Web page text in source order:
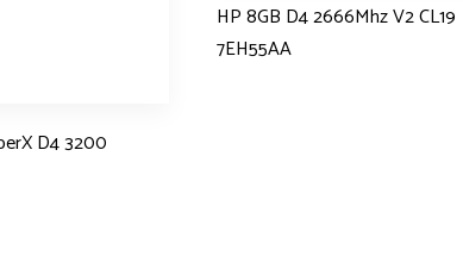
D4 3200
HP 8GB D4 2666Mhz V2 CL19
7EH55AA